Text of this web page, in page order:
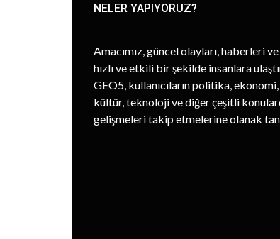
NELER YAPIYORUZ?
Amacımız, güncel olayları, haberleri
hızlı ve etkili bir şekilde insanlara
GEO5, kullanıcıların politika,
kültür, teknoloji ve diğer çeşitli
gelişmeleri takip etmelerine olanak